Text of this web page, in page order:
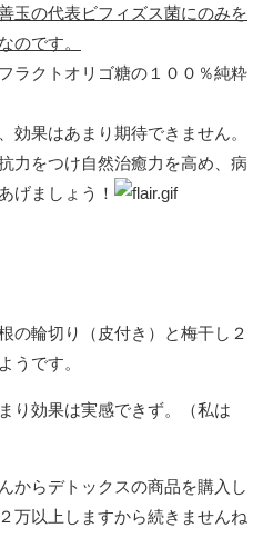
玉の代表ビフィズス菌にのみを
のです。
ラクトオリゴ糖の１００％純粋
果はあまり期待できません。
力をつけ自然治癒力を高め、病
げましょう！
の輪切り（皮付き）と梅干し２
うです。
り効果は実感できず。（私は
からデトックスの商品を購入し
万以上しますから続きませんね